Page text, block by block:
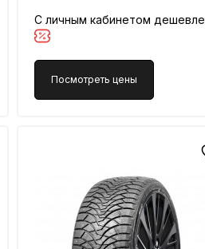
С личным кабинетом дешевле
Посмотреть цены